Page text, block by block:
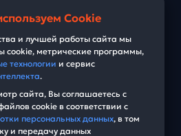
Cookie
и лучшей работы сайта мы
cookie, метрические программы,
технологии и сервис
.
сайта, Вы соглашаетесь с
cookie в соответствии с
персональных данных, в том
и передачу данных